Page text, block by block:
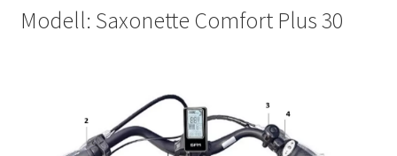
Modell: Saxonette Comfort Plus 30